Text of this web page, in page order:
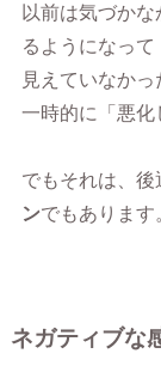
以前は気づか
るようになって
見えていなかっ
一時的に「悪化
でもそれは、後
ンでもあります
ネガティブな